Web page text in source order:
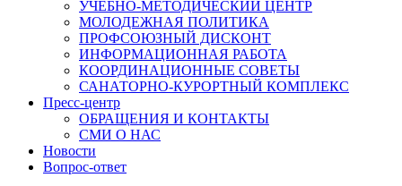
УЧЕБНО-МЕТОДИЧЕСКИЙ ЦЕНТР
МОЛОДЕЖНАЯ ПОЛИТИКА
ПРОФСОЮЗНЫЙ ДИСКОНТ
ИНФОРМАЦИОННАЯ РАБОТА
КООРДИНАЦИОННЫЕ СОВЕТЫ
САНАТОРНО-КУРОРТНЫЙ КОМПЛЕКС
Пресс-центр
ОБРАЩЕНИЯ И КОНТАКТЫ
СМИ О НАС
Новости
Вопрос-ответ